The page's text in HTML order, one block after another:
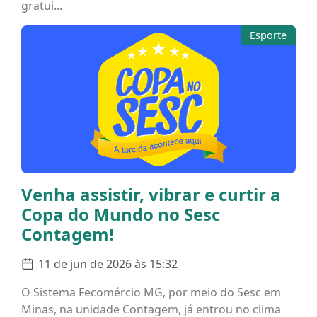
gratui...
Esporte
Venha assistir, vibrar e curtir a
Copa do Mundo no Sesc
Contagem!
11 de jun de 2026 às 15:32
O Sistema Fecomércio MG, por meio do Sesc em
Minas, na unidade Contagem, já entrou no clima